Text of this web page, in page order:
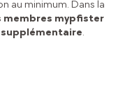
au minimum. Dans la
membres mypfister
.